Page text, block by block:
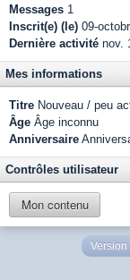
Messages 1
Inscrit(e) (le) 09-
Dernière activité nov.
Mes informations
Titre Nouveau / peu
Âge Âge inconnu
Anniversaire
Contrôles utilisateur
Mon contenu
Version